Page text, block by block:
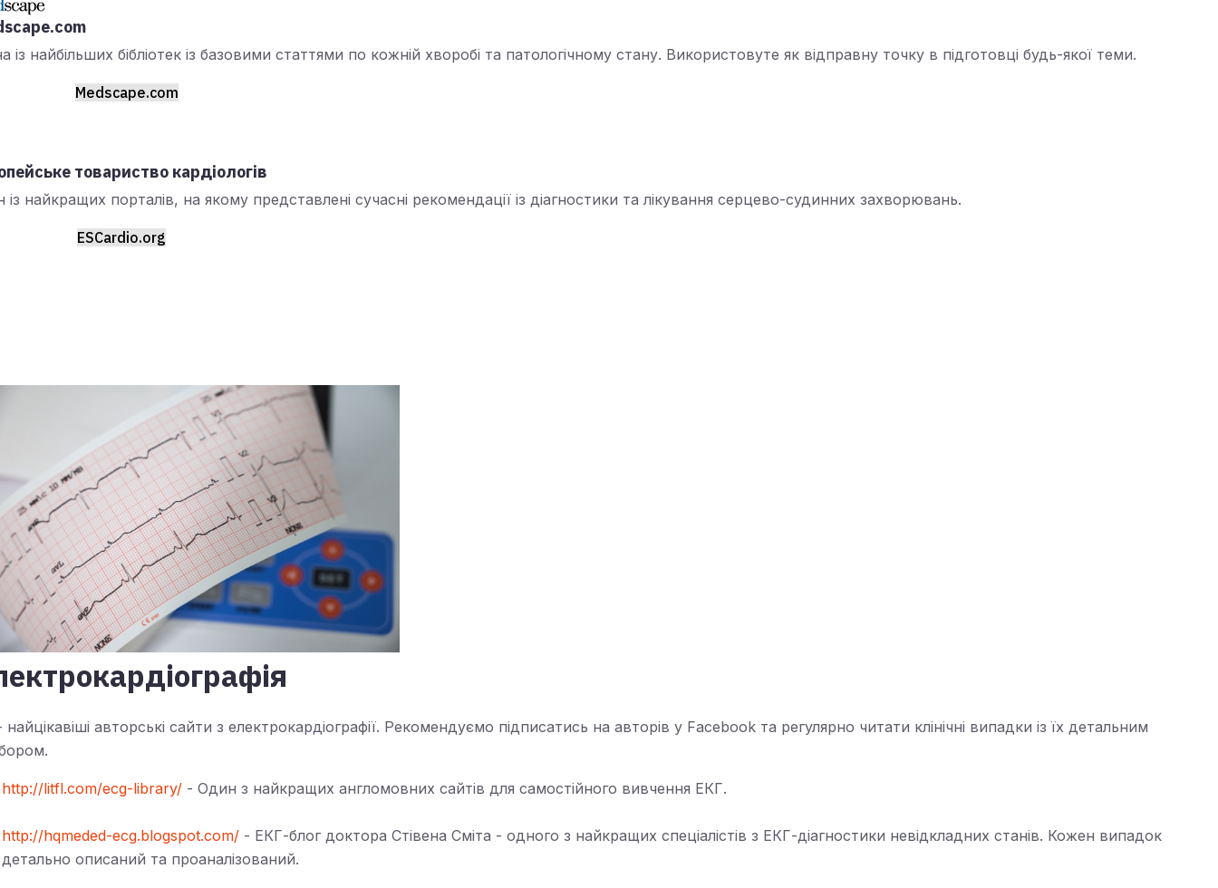
із найбільших бібліотек із базовими статтями по кожній хворобі та патологічному стану. Використовуте як відправну точку в підготовці будь-якої теми.
Medscape.com
товариство кардіологів
із найкращих порталів, на якому представлені сучасні рекомендації із діагностики та лікування серцево-судинних захворювань.
ESCardio.org
авторські сайти з електрокардіографії. Рекомендуємо підписатись на авторів у Facebook та регулярно читати клінічні випадки із їх детальним
http://litfl.com/ecg-library/ - Один з найкращих англомовних сайтів для самостійного вивчення ЕКГ.
http://hqmeded-ecg.blogspot.com/ - ЕКГ-блог доктора Стівена Сміта - одного з найкращих спеціалістів з ЕКГ-діагностики невідкладних станів. Кожен випадок
детально описаний та проаналізований.